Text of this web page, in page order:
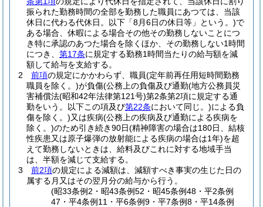
振られた勤務時間の全部を勤務した職員にあつては、当該
休日に代わる代休日。以下「8月6日の休日等」という。)で
ある場合、休暇による場合その他その勤務しないことにつ
き特に承認のあつた場合を除くほか、その勤務しない1時間
につき、 第17条に規定する勤務1時間当たりの給与額を減
額して給与を支給する。
2
前項の規定にかかわらず、職員(定年前再任用短時間勤務
職員を除く。)が負傷(公務上の負傷及び通勤(地方公務員災
害補償法(昭和42年法律第121号)第2条第2項に規定する通
勤をいう。以下この項及び第22条において同じ。)による負
傷を除く。)又は疾病(公務上の疾病及び通勤による疾病を
除く。)のため引き続き90日(精神障害の場合は180日、結核
性疾患又は原子爆弾の放射能による疾病の場合は1年)を超
えて勤務しないときは、給料及びこれに対する地域手当
は、半額を減じて支給する。
3
前2項の規定による減額は、減額すべき事実の生じた日の
属する月又はその翌月分の給与から行う。
(昭33条例2・昭43条例52・昭45条例48・平2条例
47・平4条例11・平6条例9・平7条例8・平14条例